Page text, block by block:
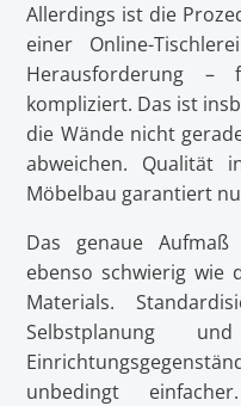
Allerdings ist die
einer Online-
Herausforderung
kompliziert. Das ist
die Wände nicht
abweichen. Qualität
Möbelbau garantiert
Das genaue
ebenso schwierig wie
Materials.
Selbstplanung
unbedingt